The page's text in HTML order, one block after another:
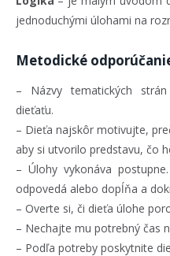
jednoduchými úlohami na
Metodické
– Názvy tematických
dieťaťu.
– Dieťa najskôr motivujte,
aby si utvorilo predstavu, čo
– Úlohy vykonáva
odpovedá alebo dopĺňa a
– Overte si, či dieťa úlohe
– Nechajte mu potrebný čas
– Podľa potreby poskytnite